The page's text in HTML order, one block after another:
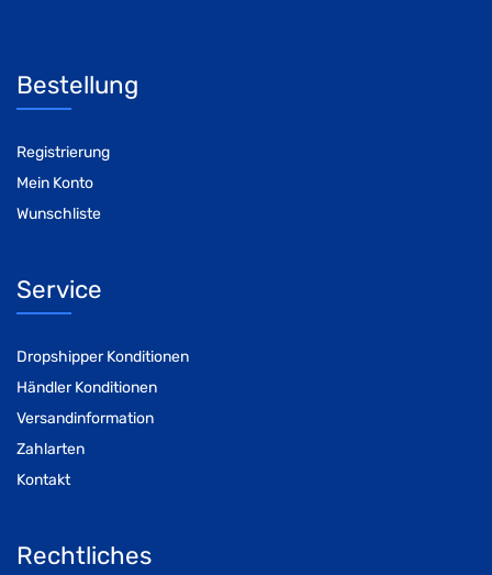
Bestellung
Registrierung
Mein Konto
Wunschliste
Service
Dropshipper Konditionen
Händler Konditionen
Versandinformation
Zahlarten
Kontakt
Rechtliches